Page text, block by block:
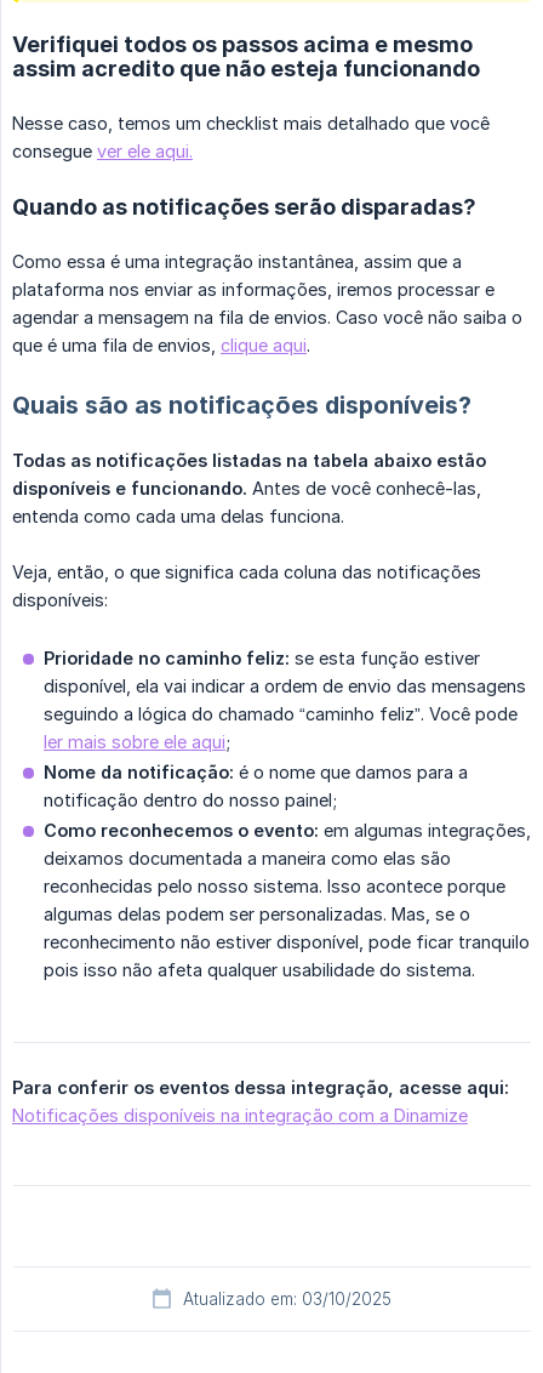
Verifiquei todos os passos acima e mesmo
assim acredito que não esteja funcionando
Nesse caso, temos um checklist mais detalhado que você
consegue ver ele aqui.
Quando as notificações serão disparadas?
Como essa é uma integração instantânea, assim que a
plataforma nos enviar as informações, iremos processar e
agendar a mensagem na fila de envios. Caso você não saiba o
que é uma fila de envios, clique aqui.
Quais são as notificações disponíveis?
Todas as notificações listadas na tabela abaixo estão
disponíveis e funcionando. Antes de você conhecê-las,
entenda como cada uma delas funciona.
Veja, então, o que significa cada coluna das notificações
disponíveis:
Prioridade no caminho feliz: se esta função estiver
disponível, ela vai indicar a ordem de envio das mensagens
seguindo a lógica do chamado “caminho feliz”. Você pode
ler mais sobre ele aqui;
Nome da notificação: é o nome que damos para a
notificação dentro do nosso painel;
Como reconhecemos o evento: em algumas integrações,
deixamos documentada a maneira como elas são
reconhecidas pelo nosso sistema. Isso acontece porque
algumas delas podem ser personalizadas. Mas, se o
reconhecimento não estiver disponível, pode ficar tranquilo
pois isso não afeta qualquer usabilidade do sistema.
Para conferir os eventos dessa integração, acesse aqui:
Notificações disponíveis na integração com a Dinamize
Atualizado em: 03/10/2025